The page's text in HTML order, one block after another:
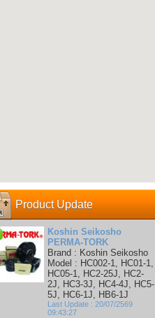
Product Update
Koshin Seikosho
PERMA-TORK
Brand : Koshin Seikosho
Model : HC002-1, HC01-1,
HC05-1, HC2-25J, HC2-
2J, HC3-3J, HC4-4J, HC5-
5J, HC6-1J, HB6-1J
Last Update : 20/07/2569
09:43:27